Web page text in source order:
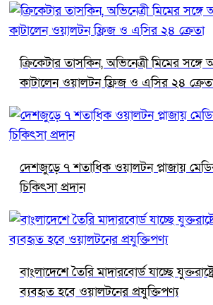
ক্রিকেটার তাসকিন, অভিনেত্রী মিমের
কাটালেন ওয়ালটন ফ্রিজ ও এসির ২৪
দেশজুড়ে ৭ শতাধিক ওয়ালটন প্লাজায়
চিকিৎসা প্রদান
বাংলাদেশে তৈরি মাদারবোর্ড যাচ্ছে
ব্যবহৃত হবে ওয়ালটনের প্রযুক্তিপণ্য